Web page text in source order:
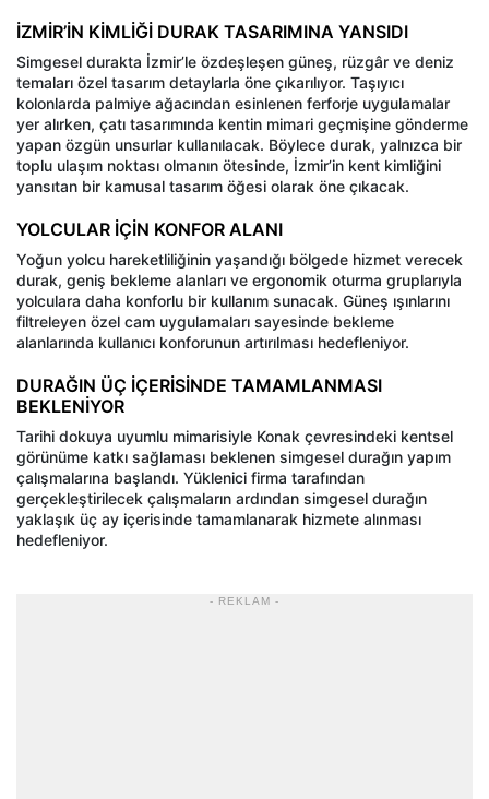
İZMİR’İN KİMLİĞİ DURAK TASARIMINA YANSIDI
Simgesel durakta İzmir’le özdeşleşen güneş, rüzgâr ve deniz
temaları özel tasarım detaylarla öne çıkarılıyor. Taşıyıcı
kolonlarda palmiye ağacından esinlenen ferforje uygulamalar
yer alırken, çatı tasarımında kentin mimari geçmişine gönderme
yapan özgün unsurlar kullanılacak. Böylece durak, yalnızca bir
toplu ulaşım noktası olmanın ötesinde, İzmir’in kent kimliğini
yansıtan bir kamusal tasarım öğesi olarak öne çıkacak.
YOLCULAR İÇİN KONFOR ALANI
Yoğun yolcu hareketliliğinin yaşandığı bölgede hizmet verecek
durak, geniş bekleme alanları ve ergonomik oturma gruplarıyla
yolculara daha konforlu bir kullanım sunacak. Güneş ışınlarını
filtreleyen özel cam uygulamaları sayesinde bekleme
alanlarında kullanıcı konforunun artırılması hedefleniyor.
DURAĞIN ÜÇ İÇERİSİNDE TAMAMLANMASI
BEKLENİYOR
Tarihi dokuya uyumlu mimarisiyle Konak çevresindeki kentsel
görünüme katkı sağlaması beklenen simgesel durağın yapım
çalışmalarına başlandı. Yüklenici firma tarafından
gerçekleştirilecek çalışmaların ardından simgesel durağın
yaklaşık üç ay içerisinde tamamlanarak hizmete alınması
hedefleniyor.
- REKLAM -